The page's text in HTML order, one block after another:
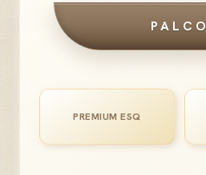
PALCO
PREMIUM ESQ